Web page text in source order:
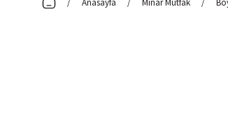
Anasayfa Minar Mutfak